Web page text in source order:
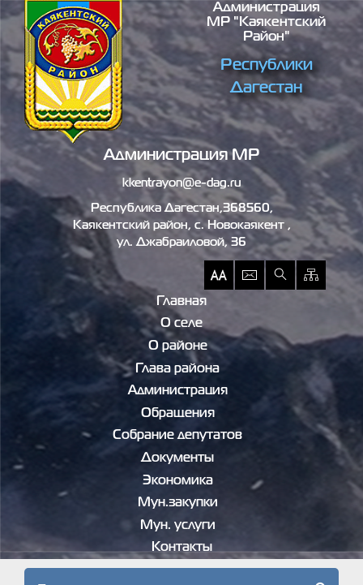
Перейти к основному содержаниюАдминистрация
МР "Каякентский
Район"
Республики
Дагестан
Администрация МР
kkentrayon@e-dag.ru
Республика Дагестан,368560,
Каякентский район, c. Новокаякент ,
ул. Джабраиловой, 36
Главная
О селе
О районе
Глава района
Администрация
Обращения
Собрание депутатов
Документы
Экономика
Мун.закупки
Мун. услуги
Контакты